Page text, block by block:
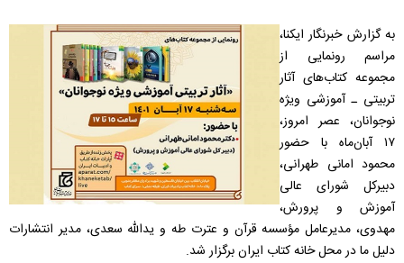
به گزارش خبرنگار ایکنا،
مراسم رونمایی از
مجموعه کتاب‌های آثار
تربیتی ـ آموزشی ویژه
نوجوانان، عصر امروز،
۱۷ آبان‌ماه با حضور
محمود امانی طهرانی،
دبیرکل شورای عالی
آموزش و پرورش،
مهدوی، مدیرعامل مؤسسه قرآن و عترت طه و یدالله سعدی، مدیر انتشارات
دلیل ما در محل خانه کتاب ایران برگزار شد.